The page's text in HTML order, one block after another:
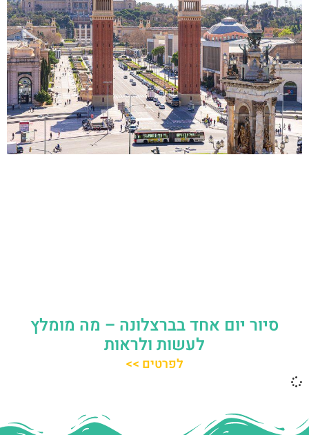
סיור יום אחד בברצלונה – מה מומלץ
לעשות ולראות
לפרטים >>